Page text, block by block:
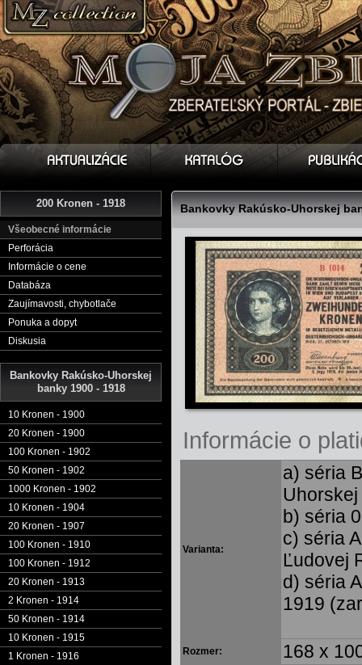
200 Kronen - 1918
Všeobecné informácie
Perforácia
Informácie o cene
Databáza
Zaujímavosti, chybotlače
Ponuka a dopyt
Diskusia
Bankovky Rakúsko-Uhorskej
banky 1900 - 1918
10 Kronen - 1900
20 Kronen - 1900
100 Kronen - 1902
50 Kronen - 1902
1000 Kronen - 1902
10 Kronen - 1904
20 Kronen - 1907
100 Kronen - 1910
100 Kronen - 1912
20 Kronen - 1913
2 Kronen - 1914
50 Kronen - 1914
10 Kronen - 1915
1 Kronen - 1916
Bankovky Rakúsko-Uhorskej
Informácie o
Varianta:
a) séria
b) séria
c) séria
Ľudovej
d) séria
1919
Rozmer: 168 x